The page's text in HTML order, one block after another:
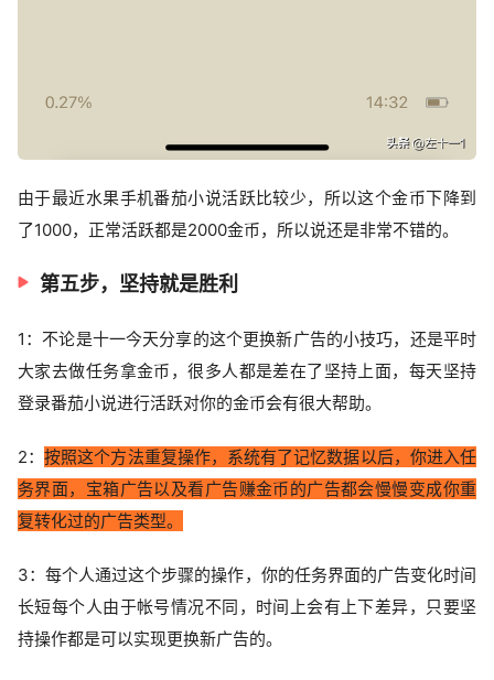
由于最近水果手机番茄小说活跃比较少，所以这个金币下降到
了1000，正常活跃都是2000金币，所以说还是非常不错的。
第五步，坚持就是胜利
1：不论是十一今天分享的这个更换新广告的小技巧，还是平时
大家去做任务拿金币，很多人都是差在了坚持上面，每天坚持
登录番茄小说进行活跃对你的金币会有很大帮助。
2：按照这个方法重复操作，系统有了记忆数据以后，你进入任
务界面，宝箱广告以及看广告赚金币的广告都会慢慢变成你重
复转化过的广告类型。
3：每个人通过这个步骤的操作，你的任务界面的广告变化时间
长短每个人由于帐号情况不同，时间上会有上下差异，只要坚
持操作都是可以实现更换新广告的。